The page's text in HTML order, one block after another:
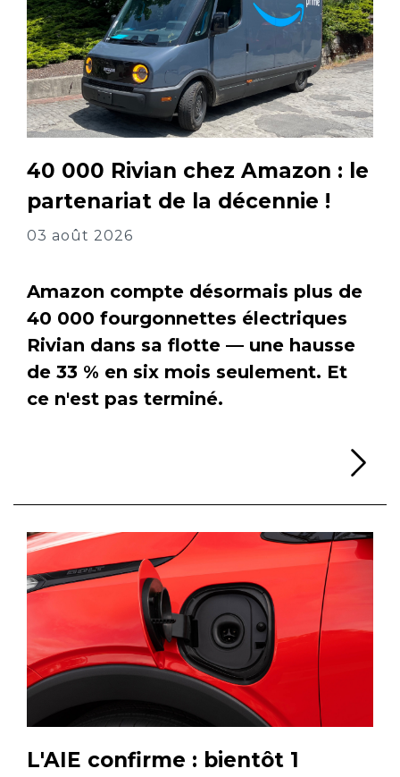
40 000 Rivian chez Amazon : le
partenariat de la décennie !
03 août 2026
Amazon compte désormais plus de
40 000 fourgonnettes électriques
Rivian dans sa flotte — une hausse
de 33 % en six mois seulement. Et
ce n'est pas terminé.
L'AIE confirme : bientôt 1